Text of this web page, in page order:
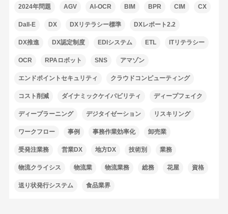
2024年問題 AGV AI-OCR BIM BPR CIM CX
Dall-E DX DXリテラシー標準 DXレポート2.2
DX推進 DX認定制度 EDIシステム ETL ITリテラシー
OCR RPAロボット SNS アマゾン
エンドポイントセキュリティ クラウドコンピューティング
コスト削減 ダイナミックケイパビリティ ディープフェイク
ディープラーニング デジタイゼーション リスキリング
ワークフロー 事例 事務作業効率化 卸売業
受発注業務 営業DX 地方DX 技術別 業務
物流クライシス 物流業 物流業務 総務 花屋 資格
送り状発行システム 食品業界